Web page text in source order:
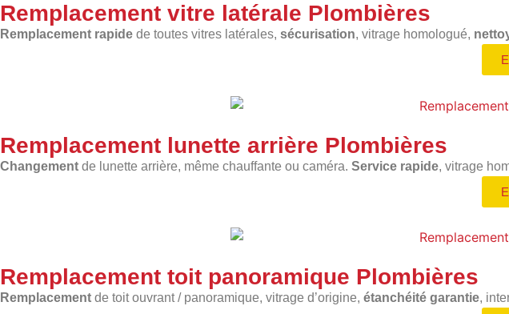
Remplacement vitre latérale Plombières
Remplacement rapide de toutes vitres latérales, sécurisation, vitrage homologué,
Remplacement lunette arrière Plombières
Changement de lunette arrière, même chauffante ou caméra. Service rapide, vitrage
Remplacement toit panoramique Plombières
Remplacement de toit ouvrant / panoramique, vitrage d’origine, étanchéité garantie,